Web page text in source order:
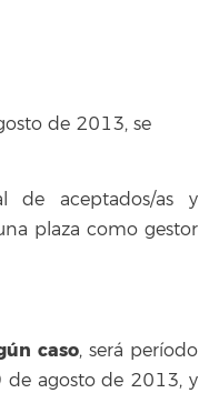
de 2013, se
de aceptados/as y
plaza como gestor
caso, será período
de agosto de 2013, y